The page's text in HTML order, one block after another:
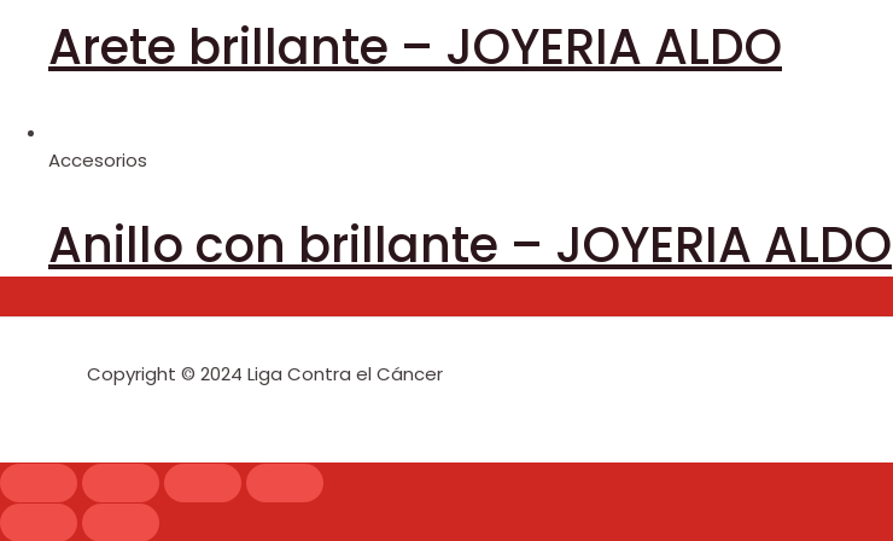
Arete brillante – JOYERIA ALDO
Accesorios
Anillo con brillante – JOYERIA ALDO
Copyright © 2024 Liga Contra el Cáncer